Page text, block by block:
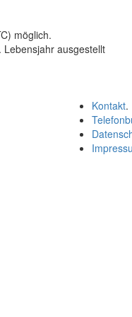
möglich.
ausgestellt
Kontakt.